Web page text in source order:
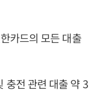
카드의 모든 대출
충전 관련 대출 약 3